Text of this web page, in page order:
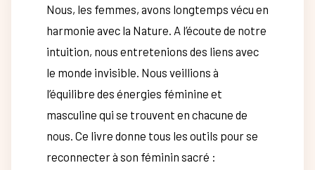
Nous, les femmes, avons longtemps vécu en
harmonie avec la Nature. A l’écoute de notre
intuition, nous entretenions des liens avec
le monde invisible. Nous veillions à
l’équilibre des énergies féminine et
masculine qui se trouvent en chacune de
nous. Ce livre donne tous les outils pour se
reconnecter à son féminin sacré :